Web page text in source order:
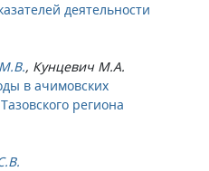
деятельности
, Кунцевич М.А.
в ачимовских
региона